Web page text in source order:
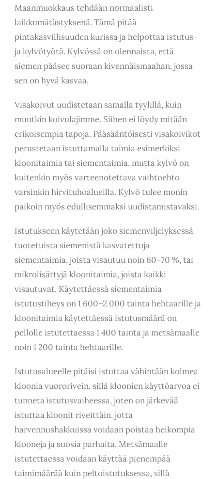
Maanmuokkaus tehdään normaalisti
laikkumätästyksenä. Tämä pitää
pintakasvillisuuden kurissa ja helpottaa istutus-
ja kylvötyötä. Kylvössä on olennaista, että
siemen pääsee suoraan kivennäismaahan, jossa
sen on hyvä kasvaa.
Visakoivut uudistetaan samalla tyylillä, kuin
muutkin koivulajimme. Siihen ei löydy mitään
erikoisempia tapoja. Pääsääntöisesti visakoivikot
perustetaan istuttamalla taimia esimerkiksi
kloonitaimia tai siementaimia, mutta kylvö on
kuitenkin myös varteenotettava vaihtoehto
varsinkin hirvituhoalueilla. Kylvö tulee monin
paikoin myös edullisemmaksi uudistamistavaksi.
Istutukseen käytetään joko siemenviljelyksessä
tuotetuista siemenistä kasvatettuja
siementaimia, joista visautuu noin 60–70 %, tai
mikrolisättyjä kloonitaimia, joista kaikki
visautuvat. Käytettäessä siementaimia
istutustiheys on 1 600–2 000 tainta hehtaarille ja
kloonitaimia käytettäessä istutusmäärä on
pellolle istutettaessa 1 400 tainta ja metsämaalle
noin 1 200 tainta hehtaarille.
Istutusalueelle pitäisi istuttaa vähintään kolmea
kloonia vuororivein, sillä kloonien käyttöarvoa ei
tunneta istutusvaiheessa, joten on järkevää
istuttaa kloonit riveittäin, jotta
harvennushakkuissa voidaan poistaa heikompia
klooneja ja suosia parhaita. Metsämaalle
istutettaessa voidaan käyttää pienempää
taimimäärää kuin peltoistutuksessa, sillä